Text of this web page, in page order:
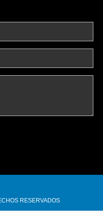
RESERVADOS